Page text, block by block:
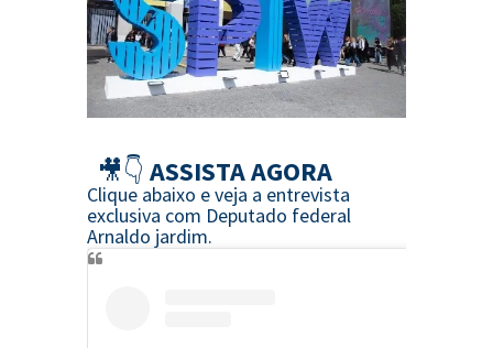
🎥👇 ASSISTA AGORA
Clique abaixo e veja a entrevista
exclusiva com Deputado federal
Arnaldo jardim.